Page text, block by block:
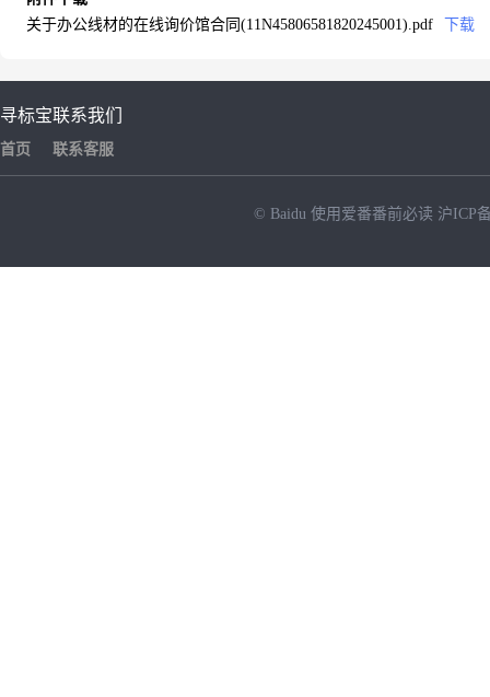
关于办公线材的在线询价馆合同(11N45806581820245001).pdf
下载
寻标宝
首页
联系我们
联系客服
© Baidu 使用爱番番前必读 沪ICP